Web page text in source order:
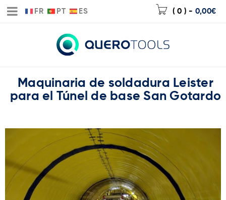
FR PT ES ( 0 ) - 0,00€
Maquinaria de soldadura Leister
para el Túnel de base San Gotardo